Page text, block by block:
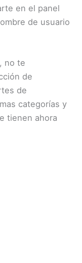
en el panel
de usuario
no te
de
de
categorías y
tienen ahora